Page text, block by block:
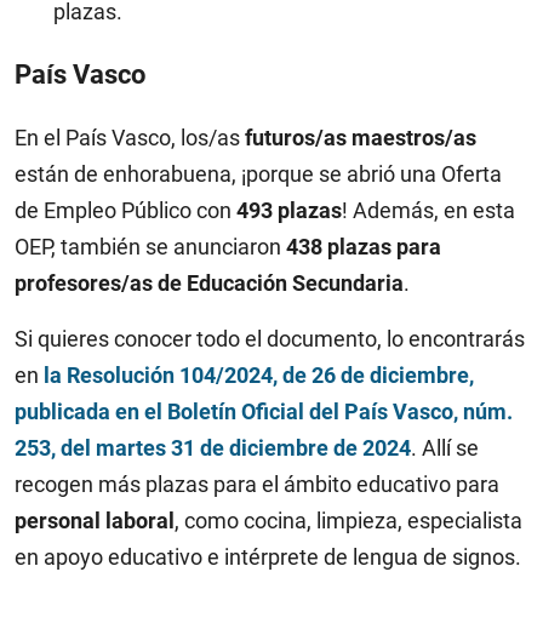
plazas.
País Vasco
En el País Vasco, los/asfuturos/as maestros/as
están de enhorabuena, ¡porque se abrió una Oferta
de Empleo Público con 493 plazas! Además, en esta
OEP, también se anunciaron 438 plazas para
profesores/as de Educación Secundaria.
Si quieres conocer todo el documento, lo encontrarás
en la Resolución 104/2024, de 26 de diciembre,
publicada en el Boletín Oficial del País Vasco, núm.
253, del martes 31 de diciembre de 2024. Allí se
recogen más plazas para el ámbito educativo para
personal laboral , como cocina, limpieza, especialista
en apoyo educativo e intérprete de lengua de signos.